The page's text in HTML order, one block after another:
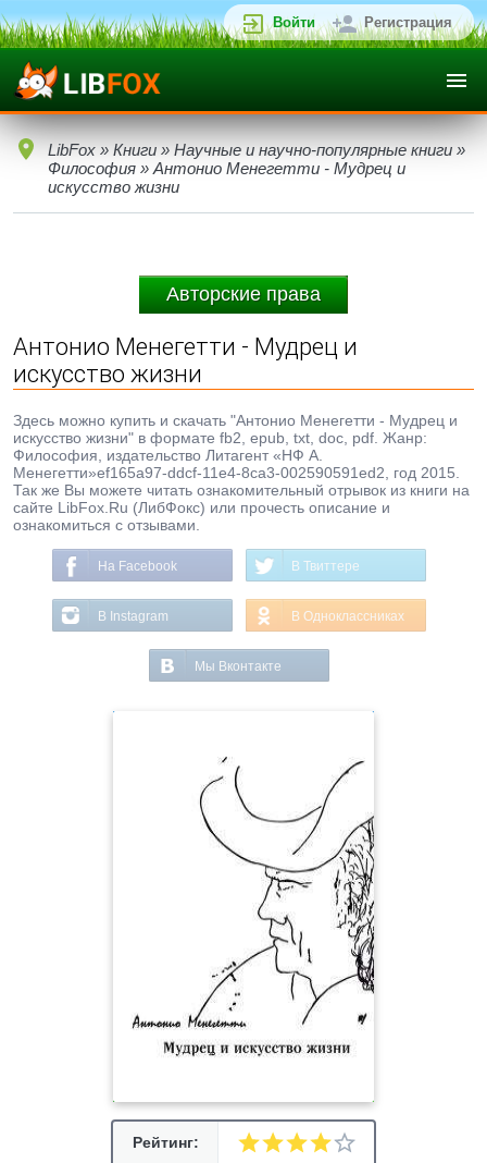
Войти Регистрация
LibFox » Книги » Научные и научно-популярные книги »
Философия » Антонио Менегетти - Мудрец и
искусство жизни
Авторские права
Антонио Менегетти - Мудрец и
искусство жизни
Здесь можно купить и скачать "Антонио Менегетти - Мудрец и
искусство жизни" в формате fb2, epub, txt, doc, pdf. Жанр:
Философия, издательство Литагент «НФ А.
Менегетти»ef165a97-ddcf-11e4-8ca3-002590591ed2, год 2015.
Так же Вы можете читать ознакомительный отрывок из книги на
сайте LibFox.Ru (ЛибФокс) или прочесть описание и
ознакомиться с отзывами.
На Facebook В Твиттере
В Instagram В Одноклассниках
Мы Вконтакте
Рейтинг: